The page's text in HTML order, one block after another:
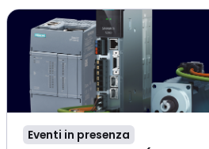
Eventi in presenza